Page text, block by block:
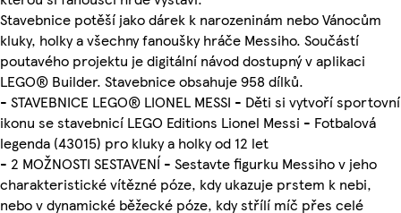
Stavebnice potěší jako dárek k narozeninám nebo Vánocům
kluky, holky a všechny fanoušky hráče Messiho. Součástí
poutavého projektu je digitální návod dostupný v aplikaci
LEGO® Builder. Stavebnice obsahuje 958 dílků.
- STAVEBNICE LEGO® LIONEL MESSI - Děti si vytvoří sportovní
ikonu se stavebnicí LEGO Editions Lionel Messi - Fotbalová
legenda (43015) pro kluky a holky od 12 let
- 2 MOŽNOSTI SESTAVENÍ - Sestavte figurku Messiho v jeho
charakteristické vítězné póze, kdy ukazuje prstem k nebi,
nebo v dynamické běžecké póze, kdy střílí míč přes celé